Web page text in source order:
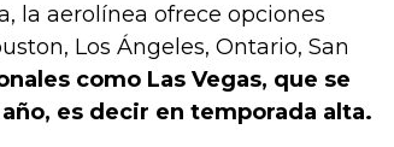
la aerolínea ofrece opciones
Los Ángeles, Ontario, San
como Las Vegas, que se
es decir en temporada alta.